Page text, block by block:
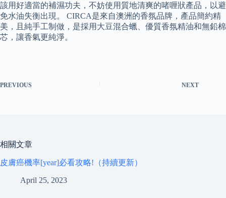
該用好適當的補濕功夫，不妨使用質地清爽的啫喱狀產品，以避
免水油失衡出現。 CIRCA是來自澳洲的香氛品牌，產品簡約精
美，且純手工制做，是採用大豆混合蠟、優質香氛精油和無鉛棉
芯，讓香氣更純淨。
PREVIOUS NEXT
相關文章
皮膚癌機率[year]必看攻略!（持續更新）
April 25, 2023